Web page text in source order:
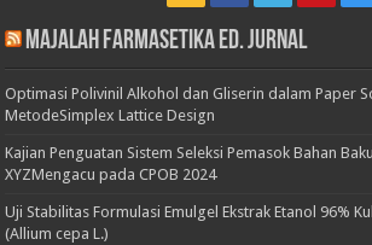
Majalah Farmasetika Ed. Jurnal
Optimasi Polivinil Alkohol dan Gliserin dalam Paper
MetodeSimplex Lattice Design
Kajian Penguatan Sistem Seleksi Pemasok Bahan
XYZMengacu pada CPOB 2024
Uji Stabilitas Formulasi Emulgel Ekstrak Etanol 96%
(Allium cepa L.)